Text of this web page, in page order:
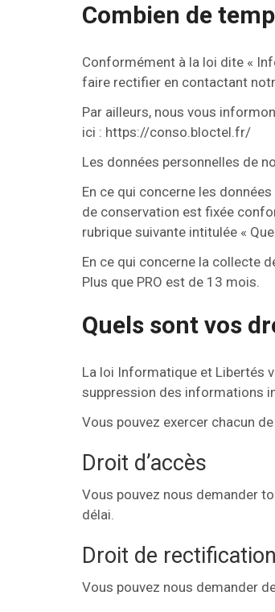
Combien de
Conformément à la loi dite «
faire rectifier en contactant
Par ailleurs, nous vous
ici : https://conso.bloctel.fr/
Les données personnelles de
En ce qui concerne les
de conservation est fixée
rubrique suivante intitulée «
En ce qui concerne la collecte
Plus que PRO est de 13 mois.
Quels sont vos
La loi Informatique et Libertés
suppression des informations
Vous pouvez exercer chacun
Droit d’accès
Vous pouvez nous demander
délai.
Droit de
Vous pouvez nous demander